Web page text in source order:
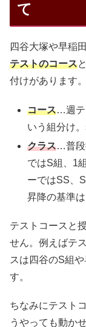
て
四谷大塚や早稲
テストのコースと
付けがあります。
コース…週テ
いう組分け
クラス…普段
ではS組、1
ーではSS、
昇降の基準
テストコースと
せん。例えばテ
スは四谷のS組
す。
ちなみにテスト
うやっても動か